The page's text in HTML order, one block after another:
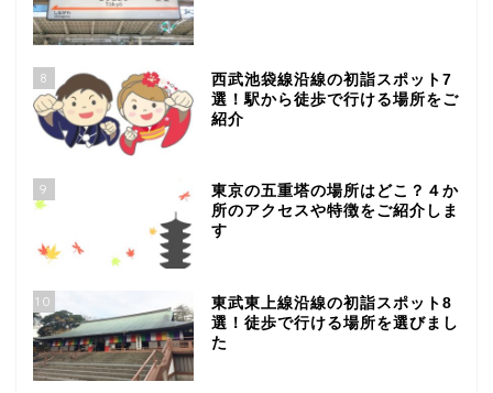
8
西武池袋線沿線の初詣スポット7
選！駅から徒歩で行ける場所をご
紹介
9
東京の五重塔の場所はどこ？４か
所のアクセスや特徴をご紹介しま
す
10
東武東上線沿線の初詣スポット8
選！徒歩で行ける場所を選びまし
た